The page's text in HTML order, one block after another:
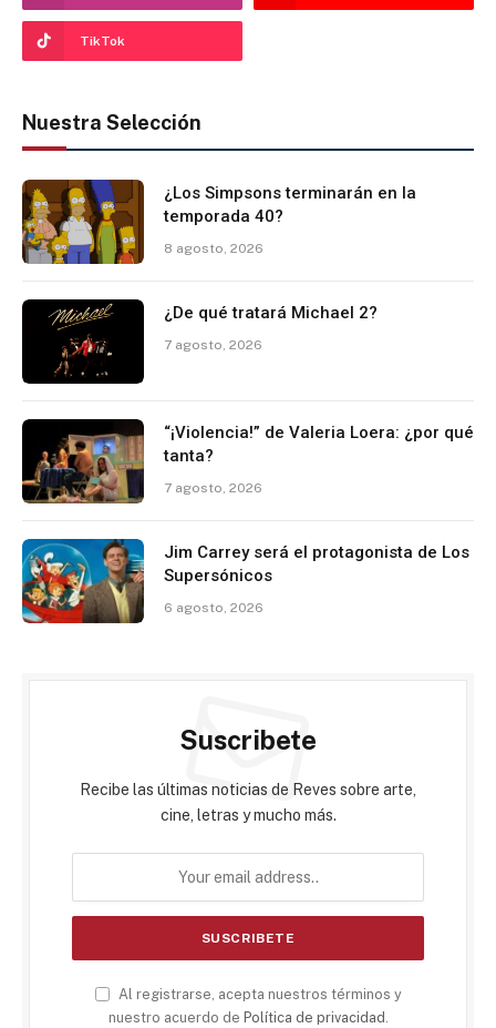
TikTok
Nuestra Selección
¿Los Simpsons terminarán en la
temporada 40?
8 agosto, 2026
¿De qué tratará Michael 2?
7 agosto, 2026
“¡Violencia!” de Valeria Loera: ¿por qué
tanta?
7 agosto, 2026
Jim Carrey será el protagonista de Los
Supersónicos
6 agosto, 2026
Suscribete
Recibe las últimas noticias de Reves sobre arte,
cine, letras y mucho más.
Al registrarse, acepta nuestros términos y
nuestro acuerdo de Política de privacidad .